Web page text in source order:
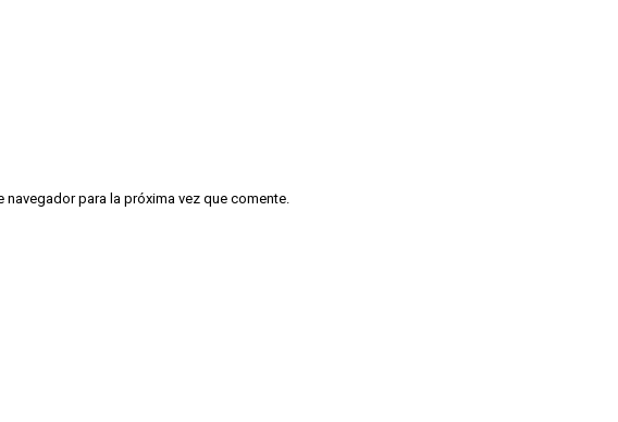
para la próxima vez que comente.